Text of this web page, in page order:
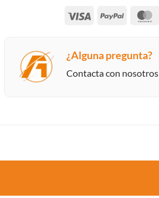
Visa PayPal
¿Alguna pregunta?
Contacta con nosotros